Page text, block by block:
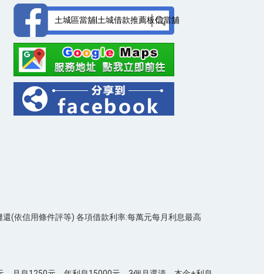
土城區當舖|土城借款推薦板信當舖
(依信用條件評等) 各項借款利率:每萬元每月利息最高